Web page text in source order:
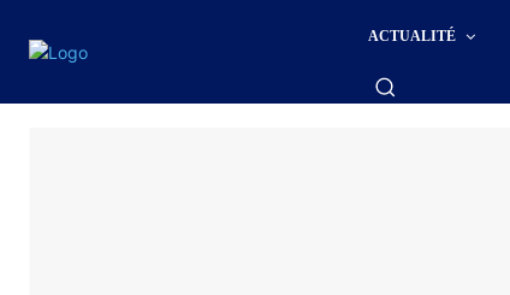
ACTUALITÉ